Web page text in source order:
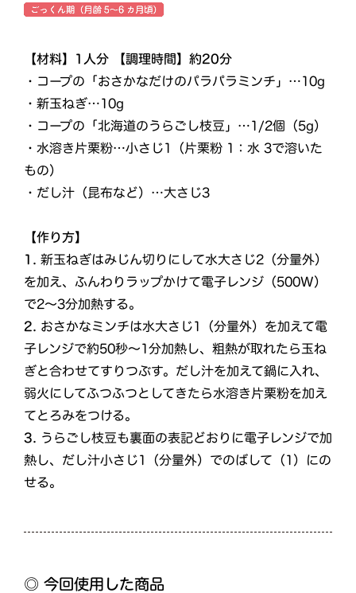
【材料】1人分 【調理時間】約20分
・コープの「おさかなだけのパラパラミンチ」…10g
・新玉ねぎ…10g
・コープの「北海道のうらごし枝豆」…1/2個（5g）
・水溶き片栗粉…小さじ1（片栗粉 1：水 3で溶いた
もの）
・だし汁（昆布など）…大さじ3
【作り方】
1. 新玉ねぎはみじん切りにして水大さじ2（分量外）
を加え、ふんわりラップかけて電子レンジ（500W）
で2～3分加熱する。
2. おさかなミンチは水大さじ1（分量外）を加えて電
子レンジで約50秒～1分加熱し、粗熱が取れたら玉ね
ぎと合わせてすりつぶす。だし汁を加えて鍋に入れ、
弱火にしてふつふつとしてきたら水溶き片栗粉を加え
てとろみをつける。
3. うらごし枝豆も裏面の表記どおりに電子レンジで加
熱し、だし汁小さじ1（分量外）でのばして（1）にの
せる。
◎ 今回使用した商品